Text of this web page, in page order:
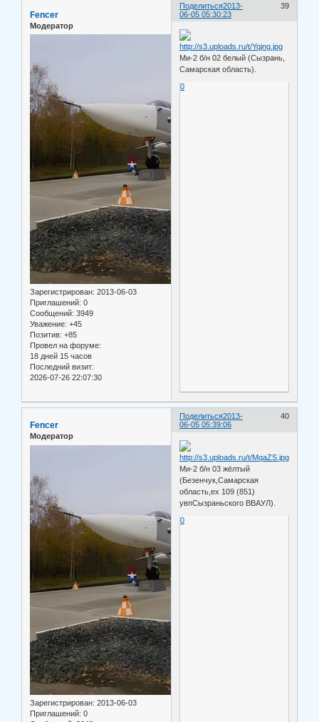
Поделиться 39
2013-
06-05 05:30:23
Fencer
Модератор
Зарегистрирован: 2013-06-03
Приглашений: 0
Сообщений: 3949
Уважение: +45
Позитив: +85
Провел на форуме:
18 дней 15 часов
Последний визит:
2026-07-26 22:07:30
Ми-2 б/н 02 белый (Сызрань,
Самарская область).
0
Поделиться 40
2013-
06-05 05:39:06
Fencer
Модератор
Зарегистрирован: 2013-06-03
Приглашений: 0
Ми-2 б/н 03 жёлтый
(Безенчук,Самарская
область,ex 109 (851)
увпСызраньского ВВАУЛ).
0